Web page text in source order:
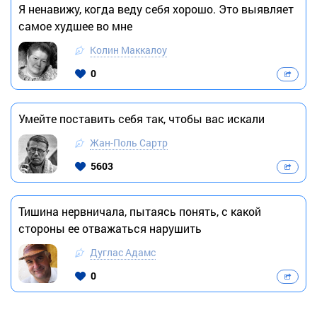
Я ненавижу, когда веду себя хорошо. Это выявляет
самое худшее во мне
Колин Маккалоу
0
Умейте поставить себя так, чтобы вас искали
Жан-Поль Сартр
5603
Тишина нервничала, пытаясь понять, с какой
стороны ее отважаться нарушить
Дуглас Адамс
0